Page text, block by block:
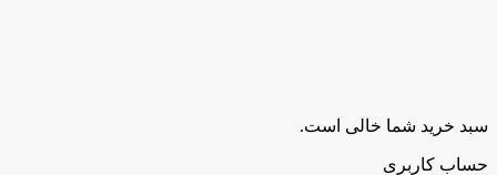
سبد خرید شما خالی است.
حساب کاربری